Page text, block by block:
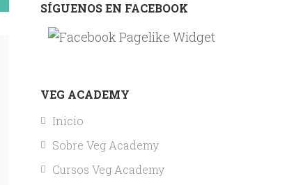
SÍGUENOS EN FACEBOOK
VEG ACADEMY
Inicio
Sobre Veg Academy
Cursos Veg Academy